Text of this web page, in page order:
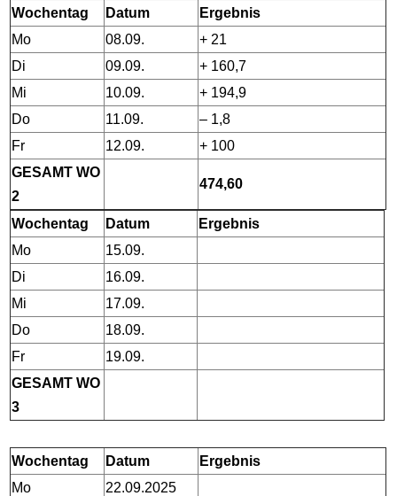
Wochentag Datum
Ergebnis
Mo
08.09.
+ 21
Di
09.09.
+ 160,7
Mi
10.09.
+ 194,9
Do
11.09.
– 1,8
Fr
12.09.
+ 100
GESAMT WO
2
474,60
Wochentag Datum
Ergebnis
Mo
15.09.
Di
16.09.
Mi
17.09.
Do
18.09.
Fr
19.09.
GESAMT WO
3
Wochentag Datum
Ergebnis
Mo
22.09.2025